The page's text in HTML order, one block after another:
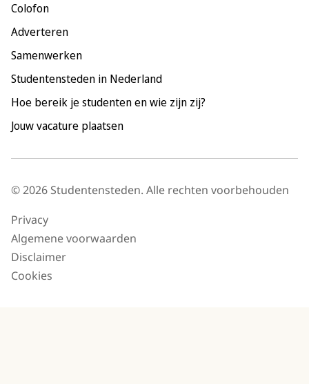
Colofon
Adverteren
Samenwerken
Studentensteden in Nederland
Hoe bereik je studenten en wie zijn zij?
Jouw vacature plaatsen
© 2026 Studentensteden. Alle rechten voorbehouden
Privacy
Algemene voorwaarden
Disclaimer
Cookies